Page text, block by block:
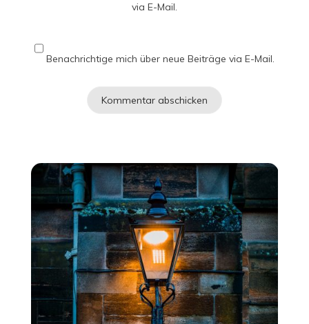
via E-Mail.
Benachrichtige mich über neue Beiträge via E-Mail.